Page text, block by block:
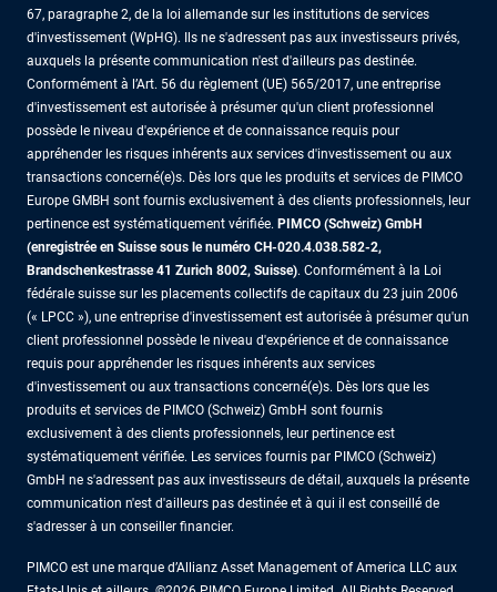
67, paragraphe 2, de la loi allemande sur les institutions de services
d'investissement (WpHG). Ils ne s'adressent pas aux investisseurs privés,
auxquels la présente communication n'est d'ailleurs pas destinée.
Conformément à l’Art. 56 du règlement (UE) 565/2017, une entreprise
d'investissement est autorisée à présumer qu'un client professionnel
possède le niveau d'expérience et de connaissance requis pour
appréhender les risques inhérents aux services d'investissement ou aux
transactions concerné(e)s. Dès lors que les produits et services de PIMCO
Europe GMBH sont fournis exclusivement à des clients professionnels, leur
pertinence est systématiquement vérifiée. PIMCO (Schweiz) GmbH
(enregistrée en Suisse sous le numéro CH-020.4.038.582-2,
Brandschenkestrasse 41 Zurich 8002, Suisse). Conformément à la Loi
fédérale suisse sur les placements collectifs de capitaux du 23 juin 2006
(« LPCC »), une entreprise d'investissement est autorisée à présumer qu'un
client professionnel possède le niveau d'expérience et de connaissance
requis pour appréhender les risques inhérents aux services
d'investissement ou aux transactions concerné(e)s. Dès lors que les
produits et services de PIMCO (Schweiz) GmbH sont fournis
exclusivement à des clients professionnels, leur pertinence est
systématiquement vérifiée. Les services fournis par PIMCO (Schweiz)
GmbH ne s'adressent pas aux investisseurs de détail, auxquels la présente
communication n'est d'ailleurs pas destinée et à qui il est conseillé de
s'adresser à un conseiller financier.
PIMCO est une marque d’Allianz Asset Management of America LLC aux